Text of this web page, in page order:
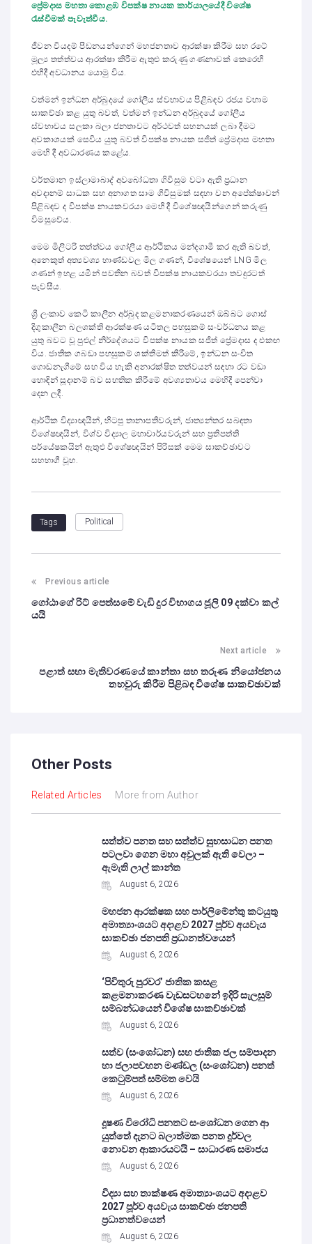
ප්‍රේමදාස මහතා කොළඹ විපක්ෂ නායක කාර්යාලයේදී විශේෂ
රැස්වීමක් පැවැත්වීය.
ජීවන වියදම් පීඩනයන්ගෙන් මහජනතාව ආරක්ෂා කිරීම සහ රටේ
මූල්‍ය තත්ත්වය ආරක්ෂා කිරීම ඇතුළු කරුණු ගණනාවක් කෙරෙහි
එහිදී අවධානය යොමු විය.
වත්මන් ඉන්ධන අර්බුදයේ ගෝලීය ස්වභාවය පිළිබඳව රජය වහාම
සාකච්ඡා කළ යුතු බවත්, වත්මන් ඉන්ධන අර්බුදයේ ගෝලීය
ස්වභාවය සලකා බලා ජනතාවට අර්ථවත් සහනයක් ලබා දීමට
අවකාශයක් සෙවිය යුතු බවත් විපක්ෂ නායක සජිත් ප්‍රේමදාස මහතා
මෙහි දී අවධාරණය කළේය.
වර්තමාන ඉස්ලාමාබාද් අවබෝධතා ගිවිසුම වටා ඇති ප්‍රධාන
අවදානම් සාධක සහ අනාගත සාම ගිවිසුමක් සඳහා වන අපේක්ෂාවන්
පිළිබඳව ද විපක්ෂ නායකවරයා මෙහි දී විශේෂඥයින්ගෙන් කරුණු
විමසුවේය.
මෙම මිලිටරි තත්ත්වය ගෝලීය ආර්ථිකය මන්දගාමී කර ඇති බවත්,
අනෙකුත් අත්‍යවශ්‍ය භාණ්ඩවල මිල ගණන්, විශේෂයෙන් LNG මිල
ගණන් ඉහළ යමින් පවතින බවත් විපක්ෂ නායකවරයා තවදුරටත්
පැවසීය.
ශ්‍රී ලංකාව කෙටි කාලීන අර්බුද කළමනාකරණයෙන් ඔබ්බට ගොස්
දිගුකාලීන බලශක්ති ආරක්ෂණ යටිතල පහසුකම් සංවර්ධනය කළ
යුතු බවට වූ පුළුල් නිර්දේශයට විපක්ෂ නායක සජිත් ප්‍රේමදාස ද එකඟ
විය. ජාතික ගබඩා පහසුකම් ශක්තිමත් කිරීමේ, ඉන්ධන සංචිත
ගොඩනැගීමේ සහ විය හැකි අනාරක්ෂිත තත්වයන් සඳහා රට වඩා
හොඳින් සූදානම් බව සහතික කිරීමේ අවශ්‍යතාවය මෙහිදී පෙන්වා
දෙන ලදී.
ආර්ථික විද්‍යාඥයින්, හිටපු තානාපතිවරුන්, ජාත්‍යන්තර සබඳතා
විශේෂඥයින්, විශ්ව විද්‍යාල මහාචාර්යවරුන් සහ ප්‍රතිපත්ති
පර්යේෂකයින් ඇතුළු විශේෂඥයින් පිරිසක් මෙම සාකච්ඡාවට
සහභාගී වූහ.
Tags Political
Previous article
ගෝඨාගේ රිට් පෙත්සමේ වැඩි දුර විභාගය ජූලි 09 දක්වා කල්
යයි
Next article
පළාත් සභා මැතිවරණයේ කාන්තා සහ තරුණ නියෝජනය
තහවුරු කිරීම පිළිබඳ විශේෂ සාකච්ඡාවක්
Other Posts
Related Articles More from Author
සත්ත්ව පනත සහ සත්ත්ව සුභසාධන පනත
පටලවා ගෙන මහා අවුලක් ඇති වෙලා –
ඇමැති ලාල් කාන්ත
August 6, 2026
මහජන ආරක්ෂක සහ පාර්ලිමේන්තු කටයුතු
අමාත්‍යාංශයට අදාළව 2027 පූර්ව අයවැය
සාකච්ඡා ජනපති ප්‍රධානත්වයෙන්
August 6, 2026
‘පිවිතුරු පුරවර’ ජාතික කසළ
කළමනාකරණ වැඩසටහනේ ඉදිරි සැලසුම්
සම්බන්ධයෙන් විශේෂ සාකච්ඡාවක්
August 6, 2026
සත්ව (සංශෝධන) සහ ජාතික ජල සම්පාදන
හා ජලාපවහන මණ්ඩල (සංශෝධන) පනත්
කෙටුම්පත් සම්මත වෙයි
August 6, 2026
දූෂණ විරෝධි පනතට සංශෝධන ගෙන ආ
යුත්තේ දැනට බලාත්මක පනත දුර්වල
නොවන ආකාරයටයි – සාධාරණ සමාජය
August 6, 2026
විද්‍යා සහ තාක්ෂණ අමාත්‍යාංශයට අදාළව
2027 පූර්ව අයවැය සාකච්ඡා ජනපති
ප්‍රධානත්වයෙන්
August 6, 2026